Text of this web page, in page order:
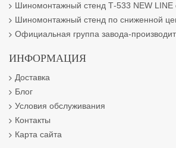
Шиномонтажный стенд Т-533 NEW LINE
Шиномонтажный стенд по сниженной
Официальная группа завода-
ИНФОРМАЦИЯ
Доставка
Блог
Условия обслуживания
Контакты
Карта сайта